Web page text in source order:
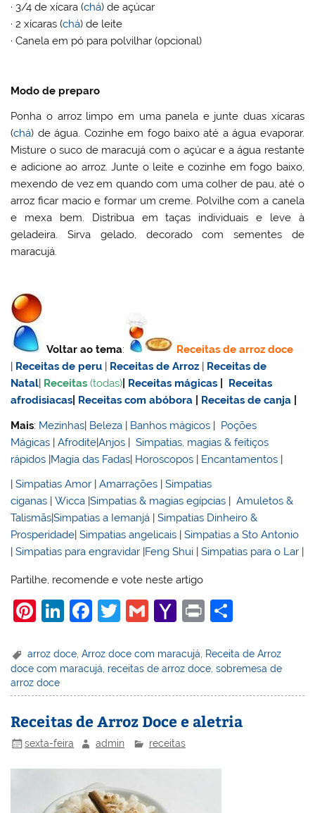
· 3/4 de xícara (chá) de açúcar
· 2 xícaras (chá) de leite
· Canela em pó para polvilhar (opcional)
Modo de preparo
Ponha o arroz limpo em uma panela e junte duas xícaras
(chá) de água. Cozinhe em fogo baixo até a água evaporar.
Misture o suco de maracujá com o açúcar e a água restante
e adicione ao arroz. Junte o leite e cozinhe em fogo baixo,
mexendo de vez em quando com uma colher de pau, até o
arroz ficar macio e formar um creme. Polvilhe com a canela
e mexa bem. Distribua em taças individuais e leve à
geladeira. Sirva gelado, decorado com sementes de
maracujá.
Voltar ao tema: Receitas dearroz doce
Receitas de peru Receitas de Arroz
Receitas de
Natal Receitas (todas) Receitas mágicas
Receitas
afrodisiacas
Receitas com abóbora Receitas de canja
Mais: Mezinhas| Beleza | Banhos mágicos | Poções
Mágicas |Afrodite|Anjos |Simpatias, magias & feitiços
rápidos |Magia das Fadas| Horoscopos | Encantamentos |
|Simpatias Amor |Amarrações |Simpatias
ciganas |Wicca |Simpatias & magias egípcias |Amuletos &
Talismãs|Simpatias a Iemanjá |Simpatias Dinheiro &
Prosperidade|Simpatias angelicais |Simpatias a Sto Antonio
|Simpatias para engravidar |Feng Shui |Simpatias para o Lar |
Partilhe, recomende e vote neste artigo
Pi
er
e
st
Li
k
e
dI
n
F
c
e
b
o
o
k
T
itt
er
G
ai
l
Y
h
o
o
M
ai
l
Pr
t
ar
e
arroz doce ,Arroz doce com maracujá
Receita de Arroz
doce com maracujá, receitas de arroz doce,sobremesa de
arroz doce
Receitas de Arroz Doce e aletria
sexta-feira admin receitas